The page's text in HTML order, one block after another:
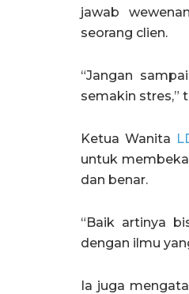
jawab
seorang clien.
“Jangan
semakin stres,”
Ketua Wanita
untuk
dan benar.
“Baik artinya
dengan ilmu
Ia juga